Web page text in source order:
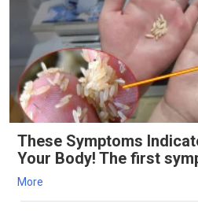
These Symptoms
Your Body! The first
More